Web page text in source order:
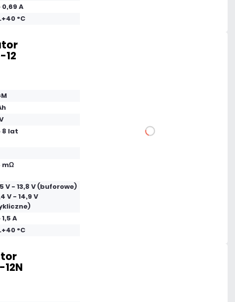
0,69 A
°C
12
8 lat
mΩ
V - 13,8 V (buforowe)
V - 14,9 V
1,5 A
°C
DO KOSZYKA